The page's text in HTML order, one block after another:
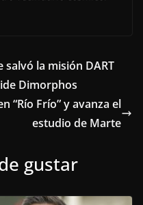
salvó la misión DART
Dimorphos
“Río Frío” y avanza el
estudio de Marte
gustar